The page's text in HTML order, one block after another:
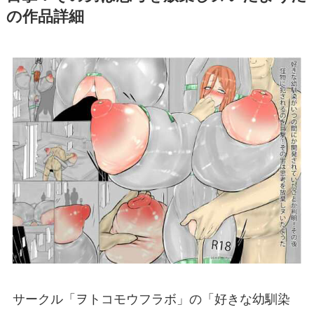
の作品詳細
サークル「ヲトコモウフラボ」の「好きな幼馴染